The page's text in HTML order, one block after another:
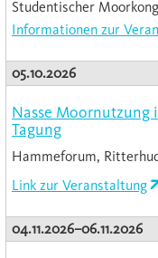
Studentischer
Informationen zur
05.10.2026
Nasse Moornutzung
Tagung
Hammeforum,
Link zur Veranstaltung
04.11.2026–06.11.2026